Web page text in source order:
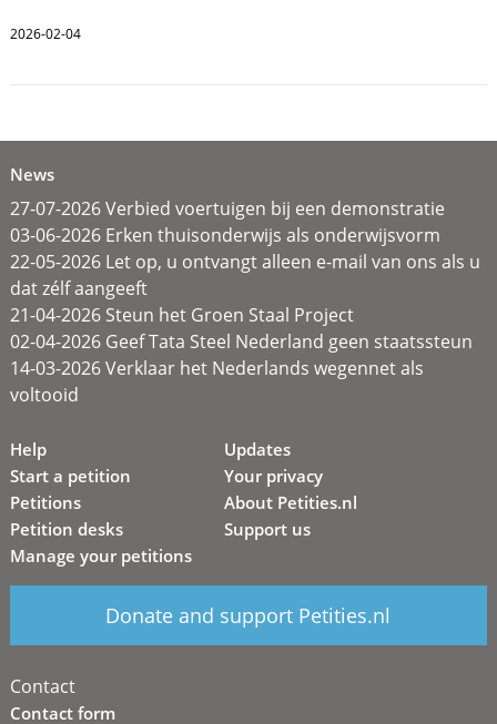
2026-02-04
News
27-07-2026 Verbied voertuigen bij een demonstratie
03-06-2026 Erken thuisonderwijs als onderwijsvorm
22-05-2026 Let op, u ontvangt alleen e-mail van ons als u
dat zélf aangeeft
21-04-2026 Steun het Groen Staal Project
02-04-2026 Geef Tata Steel Nederland geen staatssteun
14-03-2026 Verklaar het Nederlands wegennet als
voltooid
Help
Start a petition
Petitions
Petition desks
Manage your petitions
Updates
Your privacy
About Petities.nl
Support us
Donate and support Petities.nl
Contact
Contact form